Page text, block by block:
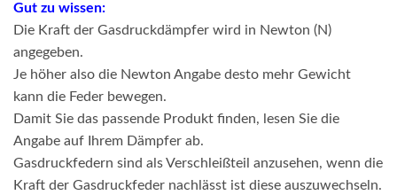
Gut zu wissen:
Die Kraft der Gasdruckdämpfer wird in Newton (N)
angegeben.
Je höher also die Newton Angabe desto mehr Gewicht
kann die Feder bewegen.
Damit Sie das passende Produkt finden, lesen Sie die
Angabe auf Ihrem Dämpfer ab.
Gasdruckfedern sind als Verschleißteil anzusehen, wenn die
Kraft der Gasdruckfeder nachlässt ist diese auszuwechseln.